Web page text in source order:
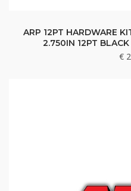
ARP 12PT HARDWARE
2.750IN 12PT
€